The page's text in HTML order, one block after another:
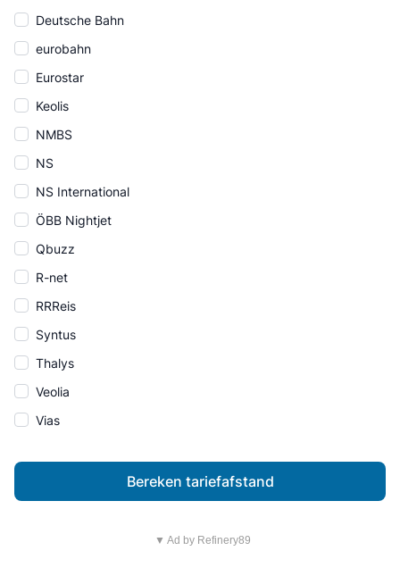
Deutsche Bahn
eurobahn
Eurostar
Keolis
NMBS
NS
NS International
ÖBB Nightjet
Qbuzz
R-net
RRReis
Syntus
Thalys
Veolia
Vias
Bereken tariefafstand
▼ Ad by Refinery89